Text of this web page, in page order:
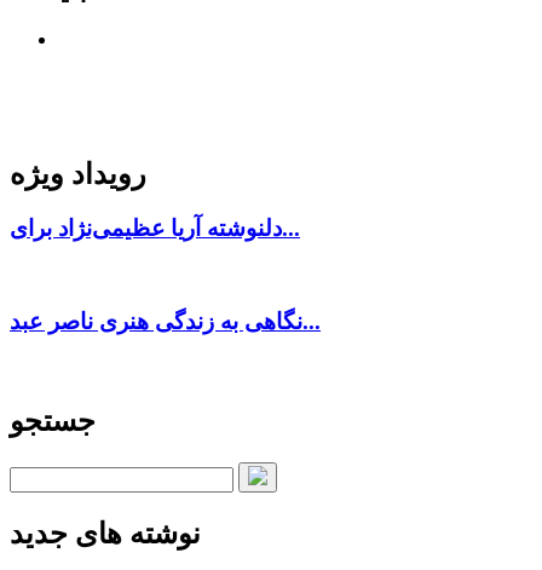
رویداد ویژه
دلنوشته آریا عظیمی‌نژاد برای...
نگاهی به زندگی هنری ناصر عبد...
جستجو
نوشته های جدید